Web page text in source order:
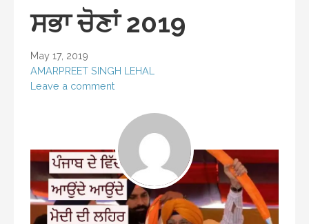
ਸਭਾ ਚੋਣਾਂ 2019
May 17, 2019
AMARPREET SINGH LEHAL
Leave a comment